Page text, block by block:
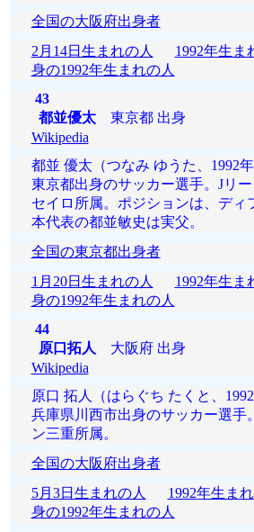
全国の大阪府出身者
2月14日生まれの人
1992年生ま
身の1992年生まれの人
43
都並優太東京都 出身
Wikipedia
都並 優太（つなみ ゆうた、1992年
東京都出身のサッカー選手。Jリ
セイロ所属。ポジションは、ディ
本代表の都並敏史は実父。
全国の東京都出身者
1月20日生まれの人
1992年生ま
身の1992年生まれの人
44
原口拓人 大阪府 出身
Wikipedia
原口 拓人（はらぐち たくと、1992
兵庫県川西市出身のサッカー選手
ン三重所属。
全国の大阪府出身者
5月3日生まれの人
1992年生ま
身の1992年生まれの人